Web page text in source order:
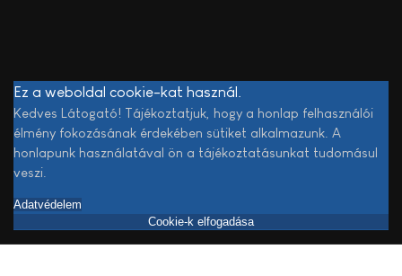
Ez a weboldal cookie-kat használ.
Kedves Látogató! Tájékoztatjuk, hogy a honlap felhasználói
élmény fokozásának érdekében sütiket alkalmazunk. A
honlapunk használatával ön a tájékoztatásunkat tudomásul
veszi.
Adatvédelem
Cookie-k elfogadása